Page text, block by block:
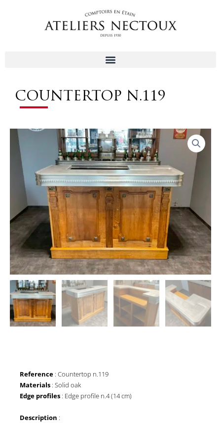
COUNTERTOP N.119
Reference : Countertop n.119
Materials : Solid oak
Edge profiles : Edge profile n.4 (14 cm)
Description :